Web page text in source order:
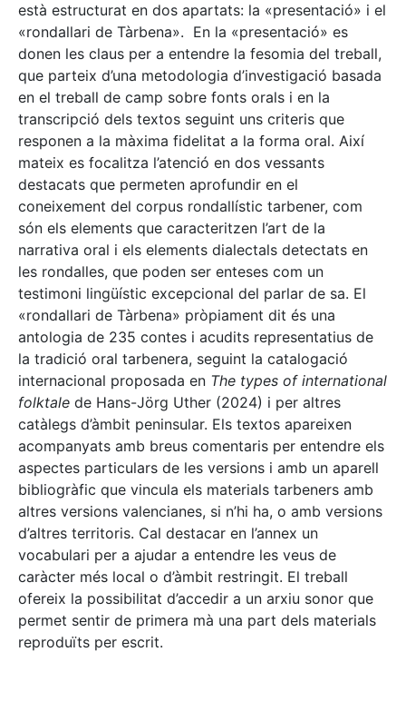
està estructurat en dos apartats: la «presentació» i el
«rondallari de Tàrbena». En la «presentació» es
donen les claus per a entendre la fesomia del treball,
que parteix d’una metodologia d’investigació basada
en el treball de camp sobre fonts orals i en la
transcripció dels textos seguint uns criteris que
responen a la màxima fidelitat a la forma oral. Així
mateix es focalitza l’atenció en dos vessants
destacats que permeten aprofundir en el
coneixement del corpus rondallístic tarbener, com
són els elements que caracteritzen l’art de la
narrativa oral i els elements dialectals detectats en
les rondalles, que poden ser enteses com un
testimoni lingüístic excepcional del parlar de sa. El
«rondallari de Tàrbena» pròpiament dit és una
antologia de 235 contes i acudits representatius de
la tradició oral tarbenera, seguint la catalogació
internacional proposada en The types of international
folktale de Hans-Jörg Uther (2024) i per altres
catàlegs d’àmbit peninsular. Els textos apareixen
acompanyats amb breus comentaris per entendre els
aspectes particulars de les versions i amb un aparell
bibliogràfic que vincula els materials tarbeners amb
altres versions valencianes, si n’hi ha, o amb versions
d’altres territoris. Cal destacar en l’annex un
vocabulari per a ajudar a entendre les veus de
caràcter més local o d’àmbit restringit. El treball
ofereix la possibilitat d’accedir a un arxiu sonor que
permet sentir de primera mà una part dels materials
reproduïts per escrit.